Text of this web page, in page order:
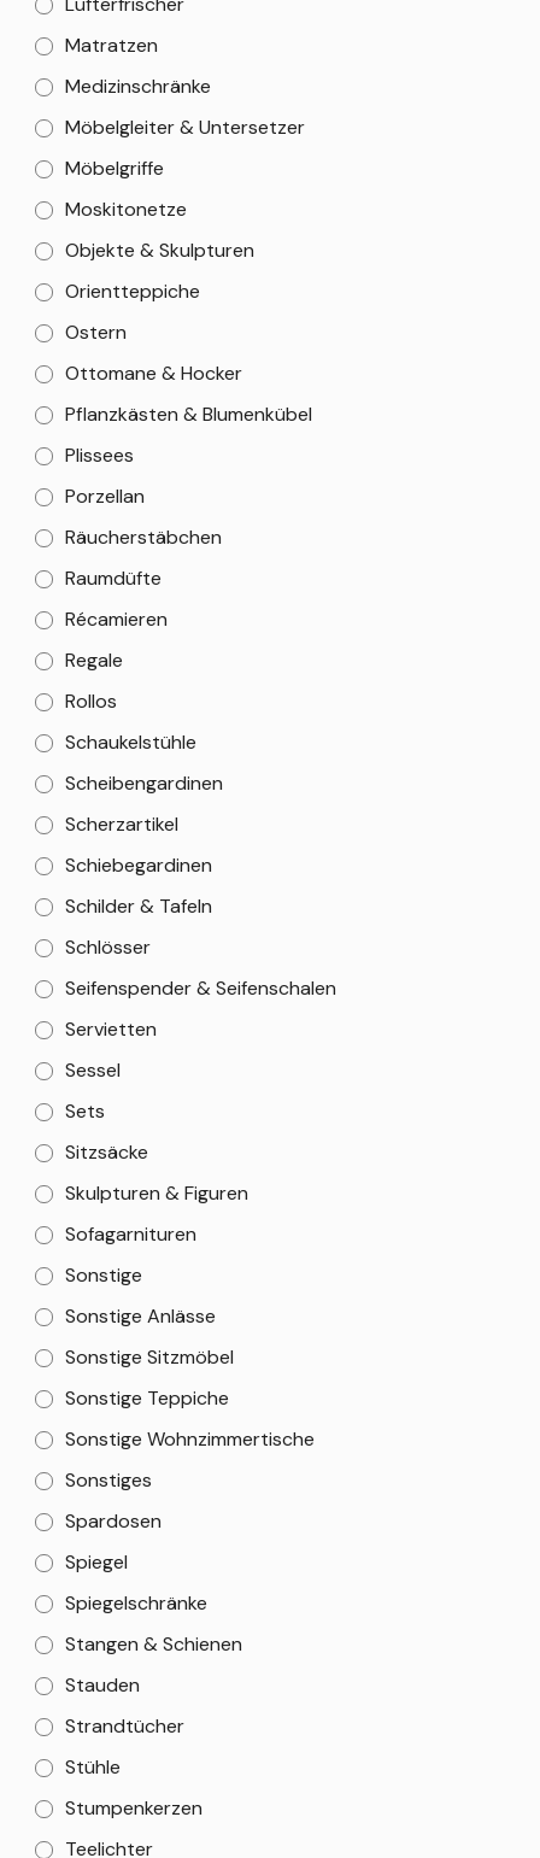
Matratzen
Medizinschränke
Möbelgleiter & Untersetzer
Möbelgriffe
Moskitonetze
Objekte & Skulpturen
Orientteppiche
Ostern
Ottomane & Hocker
Pflanzkästen & Blumenkübel
Plissees
Porzellan
Räucherstäbchen
Raumdüfte
Récamieren
Regale
Rollos
Schaukelstühle
Scheibengardinen
Scherzartikel
Schiebegardinen
Schilder & Tafeln
Schlösser
Seifenspender & Seifenschalen
Servietten
Sessel
Sets
Sitzsäcke
Skulpturen & Figuren
Sofagarnituren
Sonstige
Sonstige Anlässe
Sonstige Sitzmöbel
Sonstige Teppiche
Sonstige Wohnzimmertische
Sonstiges
Spardosen
Spiegel
Spiegelschränke
Stangen & Schienen
Stauden
Strandtücher
Stühle
Stumpenkerzen
Teelichter